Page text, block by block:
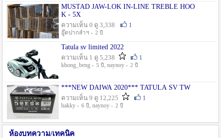
MUSTAD JAW-LOK IN-LINE TREBLE HOO
K - 5X
ความเห็น 0 ดู 3,338
1
อู๊ดปากลำฯ - 2 ปี
Tatula sv limited 2022
ความเห็น 1 ดู 5,238
1
khong_beng - 5 ปี , naynoy - 2 ปี
***NEW DAIWA 2020*** TATULA SV TW
ความเห็น 9 ดู 12,225
1
hakky - 6 ปี , naynoy - 2 ปี
ห้องบทความ/เทคนิค